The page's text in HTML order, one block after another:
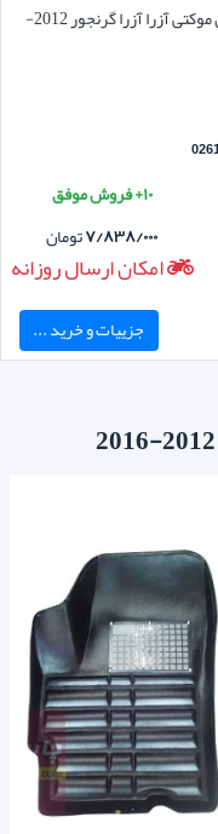
کفپوش موکتی آزرا آزرا گرنجور 2012-
۱۰+ فروش موفق
۷/۸۳۸/۰۰۰تومان
امکان ارسال روزانه
جزییات و خرید ...